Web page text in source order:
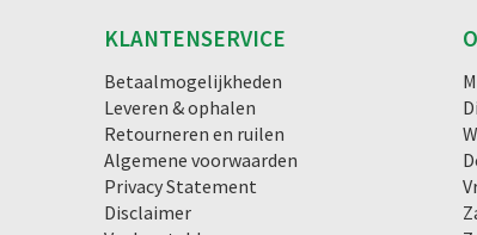
KLANTENSERVICE
Betaalmogelijkheden
Leveren & ophalen
Retourneren en ruilen
Algemene voorwaarden
Privacy Statement
Disclaimer